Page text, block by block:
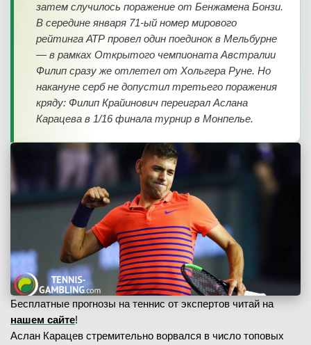
затем случилось поражение от Бенжамена Бонзи.
В середине января 71-ый номер мирового
рейтинга АТР провел один поединок в Мельбурне
— в рамках Открытого чемпионата Австралии
Филип сразу же отлетел от Хольгера Руне. Но
накануне серб не допустил третьего поражения
кряду: Филип Крайинович переиграл Аслана
Карацева в 1/16 финала турнир в Монпелье.
Бесплатные прогнозы на теннис от экспертов читай на
нашем сайте!
Аслан Карацев стремительно ворвался в число топовых